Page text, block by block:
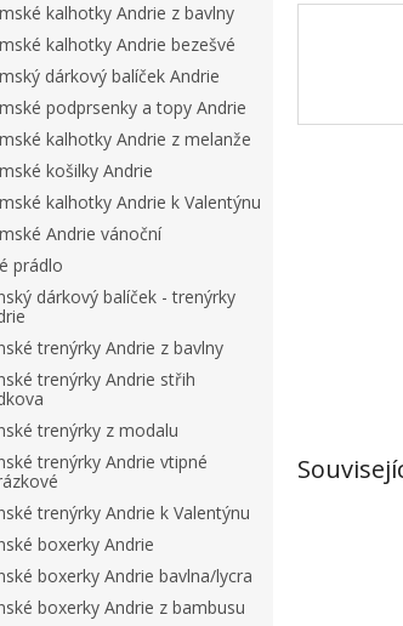
kalhotky Andrie z bavlny
kalhotky Andrie bezešvé
dárkový balíček Andrie
podprsenky a topy Andrie
kalhotky Andrie z melanže
košilky Andrie
kalhotky Andrie k Valentýnu
Andrie vánoční
prádlo
dárkový balíček - trenýrky
trenýrky Andrie z bavlny
trenýrky Andrie střih
trenýrky z modalu
trenýrky Andrie vtipné
trenýrky Andrie k Valentýnu
boxerky Andrie
boxerky Andrie bavlna/lycra
boxerky Andrie z bambusu